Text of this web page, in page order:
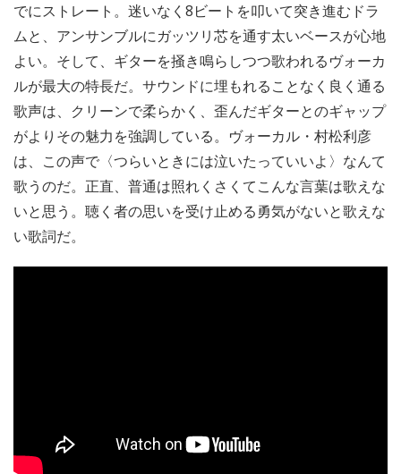
でにストレート。迷いなく8ビートを叩いて突き進むドラ
ムと、アンサンブルにガッツリ芯を通す太いベースが心地
よい。そして、ギターを掻き鳴らしつつ歌われるヴォーカ
ルが最大の特長だ。サウンドに埋もれることなく良く通る
歌声は、クリーンで柔らかく、歪んだギターとのギャップ
がよりその魅力を強調している。ヴォーカル・村松利彦
は、この声で〈つらいときには泣いたっていいよ〉なんて
歌うのだ。正直、普通は照れくさくてこんな言葉は歌えな
いと思う。聴く者の思いを受け止める勇気がないと歌えな
い歌詞だ。